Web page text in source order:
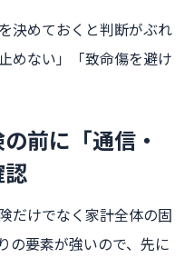
決めておくと判断がぶれ
めない」「致命傷を避け
前に「通信・
だけでなく家計全体の固
の要素が強いので、先に